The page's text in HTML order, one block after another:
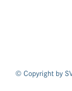
© Copyright by